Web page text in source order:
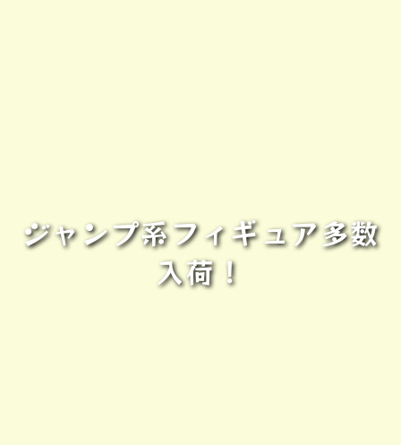
ジャンプ系フィギュア多数
入荷！